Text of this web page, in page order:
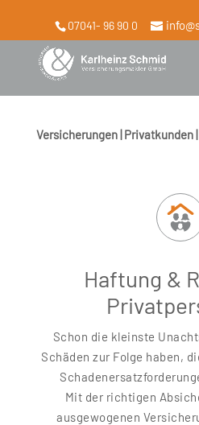
07041- 96 90 0
Versicherungen | Privatkunden |
Haftung &
Schon die kleinste
Schäden zur Folge haben,
Mit der richtigen
ausgewogenen